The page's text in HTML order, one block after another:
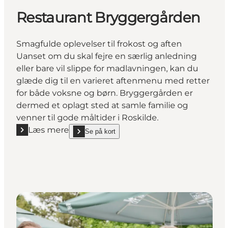
Restaurant Bryggergården
Smagfulde oplevelser til frokost og aften
Uanset om du skal fejre en særlig anledning
eller bare vil slippe for madlavningen, kan du
glæde dig til en varieret aftenmenu med retter
for både voksne og børn. Bryggergården er
dermed et oplagt sted at samle familie og
venner til gode måltider i Roskilde.
Læs mere
Læs mere "Restaurant Bryggergården"
Se på kort
show Restaurant Bryggergården on_map